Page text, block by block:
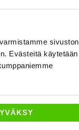
sivuston
Evästeitä käytetään